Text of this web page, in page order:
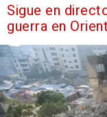
Sigue en
guerra en